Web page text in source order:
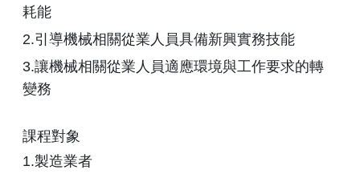
耗能
2.引導機械相關從業人員具備新興實務技能
3.讓機械相關從業人員適應環境與工作要求的轉
變務
課程對象
1.製造業者